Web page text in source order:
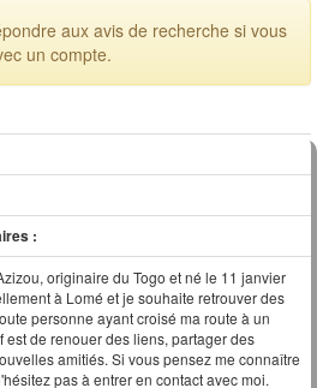
aux avis de recherche si vous
un compte.
:
originaire du Togo et né le 11 janvier
à Lomé et je souhaite retrouver des
personne ayant croisé ma route à un
est de renouer des liens, partager des
amitiés. Si vous pensez me connaître
pas à entrer en contact avec moi.